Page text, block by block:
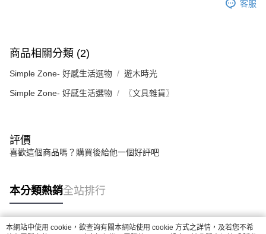
客服
商品相關分類 (2)
Simple Zone- 好感生活選物 遊木時光
Simple Zone- 好感生活選物 〖文具雜貨〗
評價
喜歡這個商品嗎？購買後給他一個好評吧
本分類熱銷全站排行
本網站中使用 cookie，欲查詢有關本網站使用 cookie 方式之詳情，及若您不希